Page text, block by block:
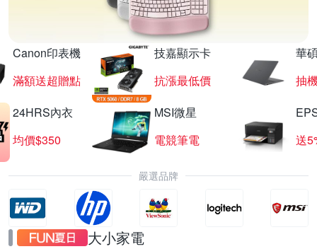
Canon印表機
滿額送超贈點
技嘉顯示卡
抗漲最低價
華
抽
24HRS內衣
均價$350
MSI微星
電競筆電
送
嚴選品牌
大小家電